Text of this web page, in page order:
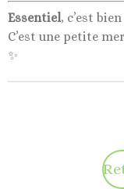
Essentiel, c’est
C’est une petite
✨